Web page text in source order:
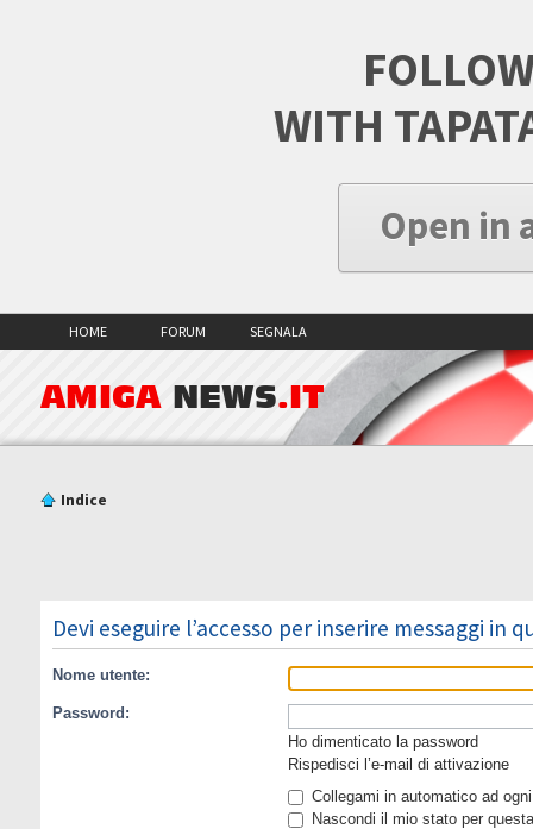
WITH
Open in
HOME FORUM SEGNALA
AMIGA NEWS.IT
Indice
Devi eseguire l’accesso per inserire messaggi in
Nome utente:
Password:
Ho dimenticato la password
Rispedisci l’e-mail di attivazione
Collegami in automatico ad
Nascondi il mio stato per